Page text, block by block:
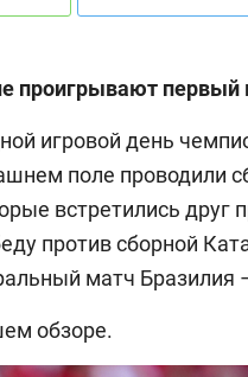
проигрывают
игровой день
поле проводили
встретились друг
против сборной
матч Бразилия
обзоре.